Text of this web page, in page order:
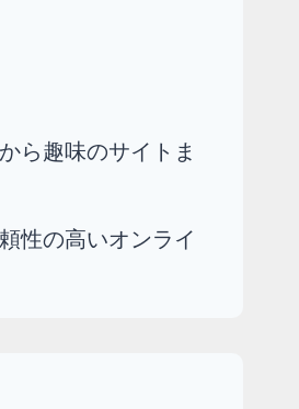
ら趣味のサイトま
性の高いオンライ